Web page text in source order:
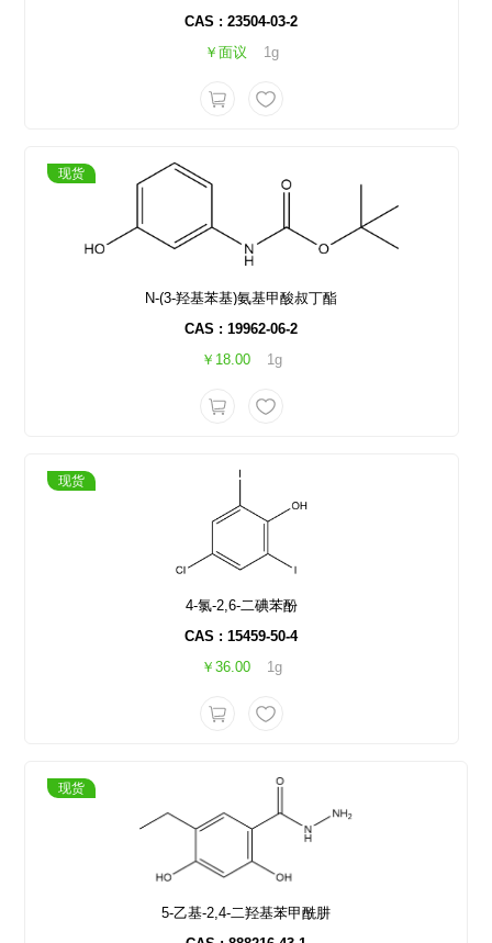
CAS : 23504-03-2
￥面议
1g
现货
N-(3-羟基苯基)氨基甲酸叔丁酯
CAS : 19962-06-2
￥18.00
1g
现货
4-氯-2,6-二碘苯酚
CAS : 15459-50-4
￥36.00
1g
现货
5-乙基-2,4-二羟基苯甲酰肼